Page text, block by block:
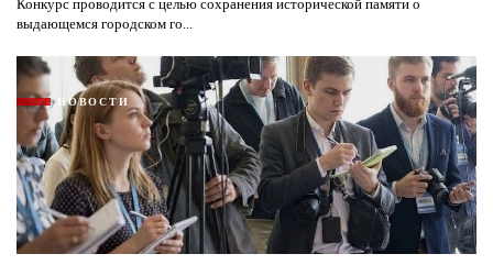
Конкурс проводится с целью сохранения исторической памяти о
выдающемся городском го...
НОВОСТИ